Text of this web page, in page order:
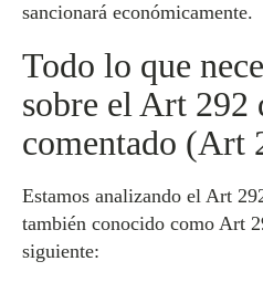
sancionará económicamente.
Todo lo que
sobre el Art 292
comentado (Art
Estamos analizando el Art
también conocido como Art
siguiente: